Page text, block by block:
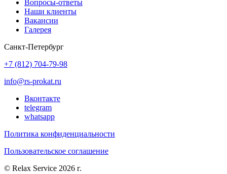
Вопросы-ответы
Наши клиенты
Вакансии
Галерея
Санкт-Петербург
+7 (812) 704-79-98
info@rs-prokat.ru
Вконтакте
telegram
whatsapp
Политика конфиденциальности
Пользовательское соглашение
© Relax Service 2026 г.